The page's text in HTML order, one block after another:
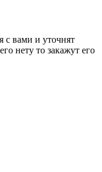
с вами и уточнят
нету то закажут его